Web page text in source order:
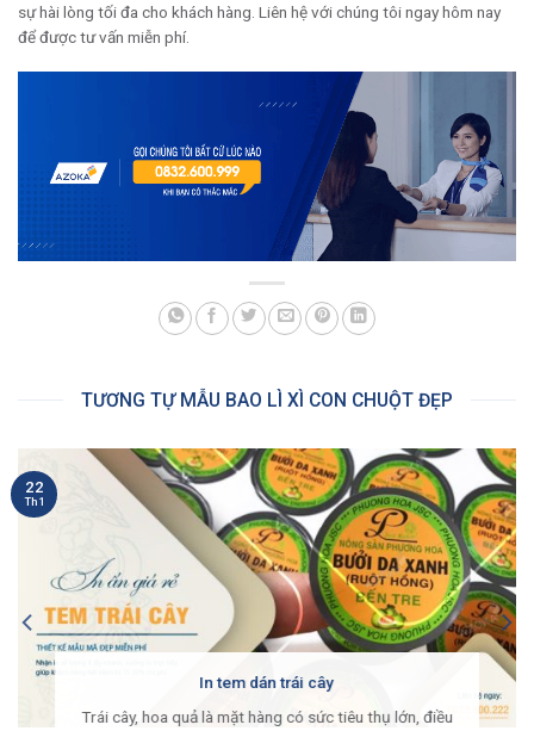
sự hài lòng tối đa cho khách hàng. Liên hệ với chúng tôi ngay hôm nay
để được tư vấn miễn phí.
TƯƠNG TỰ MẪU BAO LÌ XÌ CON CHUỘT ĐẸP
In tem dán trái cây
Trái cây, hoa quả là mặt hàng có sức tiêu thụ lớn, điều
22
Th1